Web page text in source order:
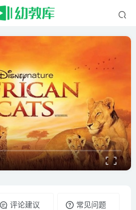
评论建议 常见问题